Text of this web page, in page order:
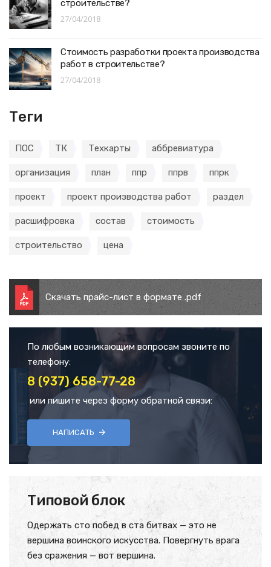
строительстве?
27/04/2018
Стоимость разработки проекта производства
работ в строительстве?
27/04/2018
Теги
ПОС ТК Техкарты аббревиатура
организация план ппр ппрв ппрк
проект проект производства работ раздел
расшифровка состав стоимость
строительство цена
Скачать прайс-лист в формате .pdf
По любым возникающим вопросам звоните по
телефону:
8 (937) 658-77-28
или пишите через форму обратной связи:
НАПИСАТЬ
Типовой блок
Одержать сто побед в ста битвах — это не
вершина воинского искусства. Повергнуть врага
без сражения — вот вершина.